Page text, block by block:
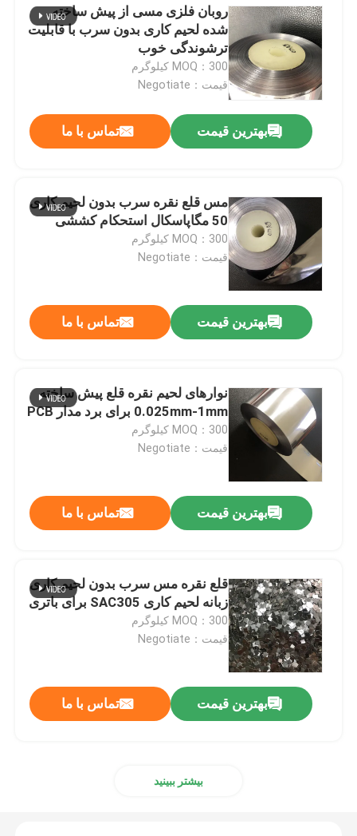
روبان فلزی مسی از پیش ساخته
شده لحیم کاری بدون سرب با قابلیت
ترشوندگی خوب
MOQ：300 کیلوگرم
قیمت：Negotiate
بهترین قیمت تماس با ما
مس قلع نقره سرب بدون لحیم کاری
50 مگاپاسکال استحکام کششی
MOQ：300 کیلوگرم
قیمت：Negotiate
بهترین قیمت تماس با ما
نوارهای لحیم نقره قلع پیش ساخته
0.025mm-1mm برای برد مدار PCB
MOQ：300 کیلوگرم
قیمت：Negotiate
بهترین قیمت تماس با ما
قلع نقره مس سرب بدون لحیم کاری
زبانه لحیم کاری SAC305 برای باتری
MOQ：300 کیلوگرم
قیمت：Negotiate
بهترین قیمت تماس با ما
بیشتر ببینید